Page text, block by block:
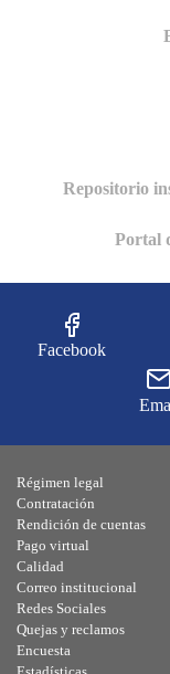
Repositorio
Portal
Facebook
Régimen legal
Contratación
Rendición de cuentas
Pago virtual
Calidad
Correo institucional
Redes Sociales
Quejas y reclamos
Encuesta